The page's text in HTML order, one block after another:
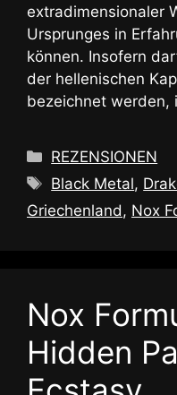
extradimensionaler
Ursprunges in
können. Insofern
der hellenischen
bezeichnet werden,
Kategorien
REZENSIONEN
Schlagwörter
Black Metal,
Griechenland, Nox
Nox
Hidden